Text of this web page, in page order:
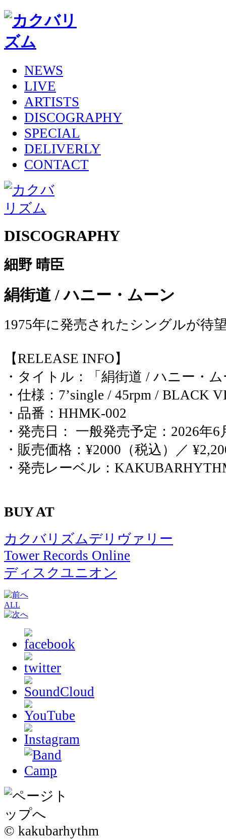
NEWS
LIVE
ARTISTS
DISCOGRAPHY
SPECIAL
DELIVERLY
CONTACT
DISCOGRAPHY
細野 晴臣
絹街道 / ハニー・ムーン
1975年に発売されたシングルが待
【RELEASE INFO】
・タイトル：「絹街道 / ハニー・
・仕様：7’single / 45rpm / BLACK
・品番：HHMK-002
・発売日： 一般発売予定：2026年
・販売価格：¥2000（税込）／
・発売レーベル：
BUY AT
カクバリズムデリヴァリー
Tower Records Online
ディスクユニオン
ALL
© kakubarhythm